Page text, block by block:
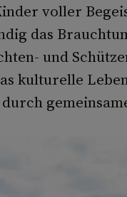
voller
das
und
kulturelle